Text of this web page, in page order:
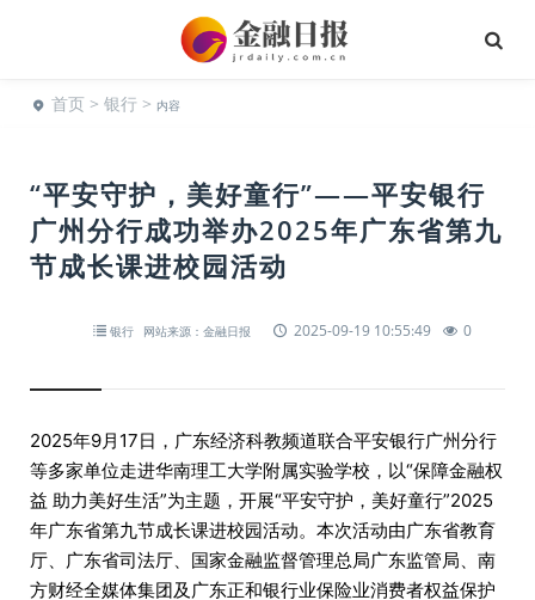
首页 > 银行 > 内容
“平安守护，美好童行”——平安银行
广州分行成功举办2025年广东省第九
节成长课进校园活动
银行 网站来源：金融日报 2025-09-19 10:55:49 0
2025年9月17日，广东经济科教频道联合平安银行广州分行
等多家单位走进华南理工大学附属实验学校，以“保障金融权
益 助力美好生活”为主题，开展“平安守护，美好童行”2025
年广东省第九节成长课进校园活动。本次活动由广东省教育
厅、广东省司法厅、国家金融监督管理总局广东监管局、南
方财经全媒体集团及广东正和银行业保险业消费者权益保护